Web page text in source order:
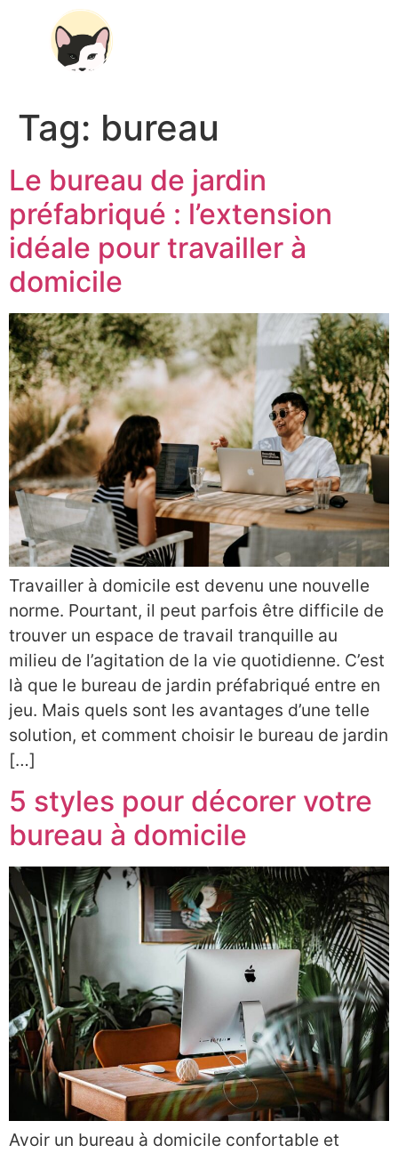
Tag: bureau
Le bureau de jardin
préfabriqué : l’extension
idéale pour travailler à
domicile
Travailler à domicile est devenu une nouvelle
norme. Pourtant, il peut parfois être difficile de
trouver un espace de travail tranquille au
milieu de l’agitation de la vie quotidienne. C’est
là que le bureau de jardin préfabriqué entre en
jeu. Mais quels sont les avantages d’une telle
solution, et comment choisir le bureau de jardin
[…]
5 styles pour décorer votre
bureau à domicile
Avoir un bureau à domicile confortable et